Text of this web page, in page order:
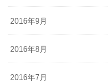
2016年9月
2016年8月
2016年7月